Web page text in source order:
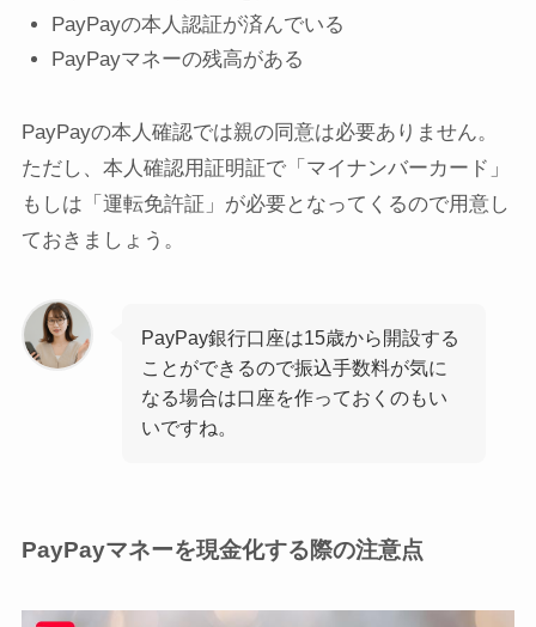
PayPayの本人認証が済んでいる
PayPayマネーの残高がある
PayPayの本人確認では親の同意は必要ありません。
ただし、本人確認用証明証で「マイナンバーカード」
もしは「運転免許証」が必要となってくるので用意し
ておきましょう。
PayPay銀行口座は15歳から開設する
ことができるので振込手数料が気に
なる場合は口座を作っておくのもい
いですね。
PayPayマネーを現金化する際の注意点